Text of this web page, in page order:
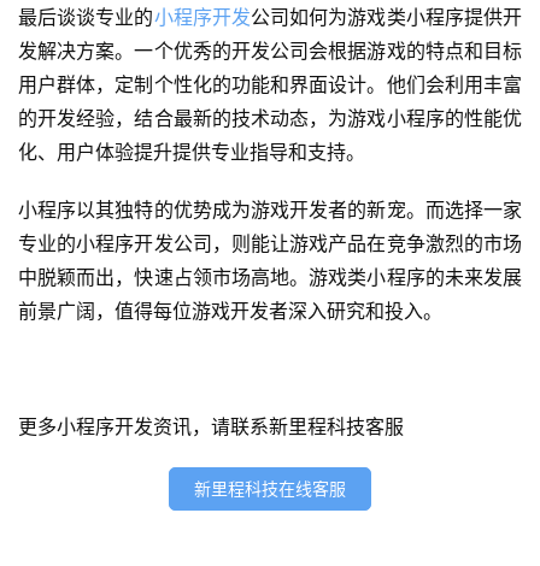
首
页
关
于
案
例
服
H
最后谈谈专业的小程序开发公司如何为游戏类小程序提供开
发解决方案。一个优秀的开发公司会根据游戏的特点和目标
用户群体，定制个性化的功能和界面设计。他们会利用丰富
的开发经验，结合最新的技术动态，为游戏小程序的性能优
化、用户体验提升提供专业指导和支持。
小程序以其独特的优势成为游戏开发者的新宠。而选择一家
专业的小程序开发公司，则能让游戏产品在竞争激烈的市场
中脱颖而出，快速占领市场高地。游戏类小程序的未来发展
前景广阔，值得每位游戏开发者深入研究和投入。
更多小程序开发资讯，请联系新里程科技客服
新里程科技在线客服